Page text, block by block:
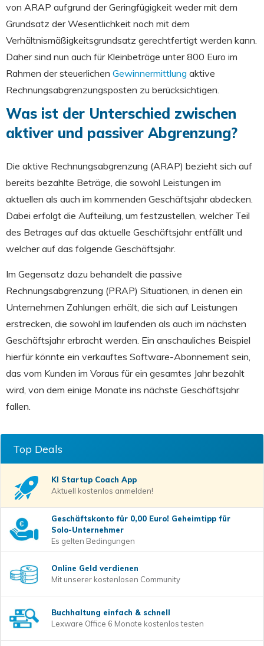
von ARAP aufgrund der Geringfügigkeit weder mit dem
Grundsatz der Wesentlichkeit noch mit dem
Verhältnismäßigkeitsgrundsatz gerechtfertigt werden kann.
Daher sind nun auch für Kleinbeträge unter 800 Euro im
Rahmen der steuerlichen Gewinnermittlung aktive
Rechnungsabgrenzungsposten zu berücksichtigen.
Was ist der Unterschied zwischen
aktiver und passiver Abgrenzung?
Die aktive Rechnungsabgrenzung (ARAP) bezieht sich auf
bereits bezahlte Beträge, die sowohl Leistungen im
aktuellen als auch im kommenden Geschäftsjahr abdecken.
Dabei erfolgt die Aufteilung, um festzustellen, welcher Teil
des Betrages auf das aktuelle Geschäftsjahr entfällt und
welcher auf das folgende Geschäftsjahr.
Im Gegensatz dazu behandelt die passive
Rechnungsabgrenzung (PRAP) Situationen, in denen ein
Unternehmen Zahlungen erhält, die sich auf Leistungen
erstrecken, die sowohl im laufenden als auch im nächsten
Geschäftsjahr erbracht werden. Ein anschauliches Beispiel
hierfür könnte ein verkauftes Software-Abonnement sein,
das vom Kunden im Voraus für ein gesamtes Jahr bezahlt
wird, von dem einige Monate ins nächste Geschäftsjahr
fallen.
Top Deals
KI Startup Coach App
Aktuell kostenlos anmelden!
Geschäftskonto für 0,00 Euro! Geheimtipp für
Solo-Unternehmer
Es gelten Bedingungen
Online Geld verdienen
Mit unserer kostenlosen Community
Buchhaltung einfach & schnell
Lexware Office 6 Monate kostenlos testen